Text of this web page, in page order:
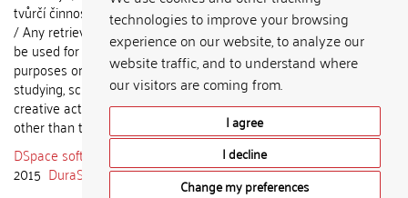
technologies to improve your browsing
experience on our website, to analyze our
website traffic, and to understand where
our visitors are coming from.
I agree
I decline
Change my preferences
tvůrčí činnost jiné osoby než autora.
/ Any retrieved information shall not
be used for any commercial
purposes or claimed as results of
studying, scientific or any other
creative activities of any person
other than the author.
DSpace software
2015 DuraSpace